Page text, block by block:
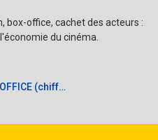
box-office, cachet des acteurs :
du cinéma.
OFFICE (chiff…